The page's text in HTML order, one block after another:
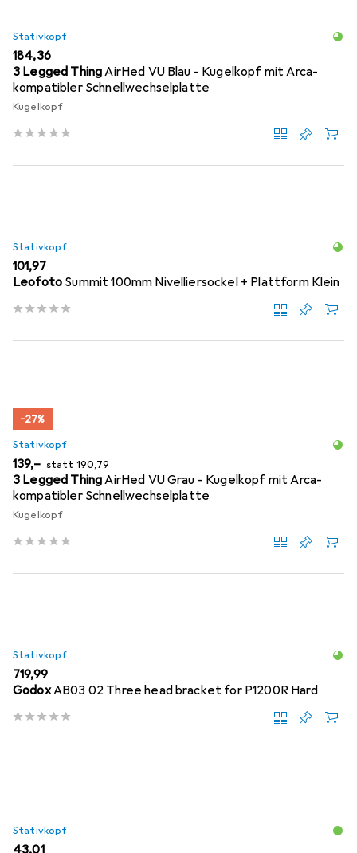
Stativkopf
EUR
184,36
3 Legged ThingAirHed VU Blau - Kugelkopf mit Arca-
kompatibler Schnellwechselplatte
Kugelkopf
Stativkopf
EUR
101,97
Leofoto Summit 100mm Nivelliersockel + Plattform Klein
−27%
Stativkopf
EUR
139,– statt EUR
190,79
3 Legged ThingAirHed VU Grau - Kugelkopf mit Arca-
kompatibler Schnellwechselplatte
Kugelkopf
Stativkopf
EUR
719,99
GodoxAB03 02 Three head bracket for P1200R Hard
Stativkopf
EUR
43,01